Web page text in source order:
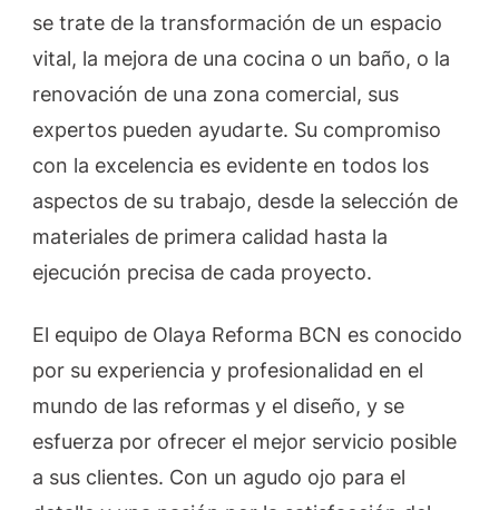
se trate de la transformación de un espacio
vital, la mejora de una cocina o un baño, o la
renovación de una zona comercial, sus
expertos pueden ayudarte. Su compromiso
con la excelencia es evidente en todos los
aspectos de su trabajo, desde la selección de
materiales de primera calidad hasta la
ejecución precisa de cada proyecto.
El equipo de Olaya Reforma BCN es conocido
por su experiencia y profesionalidad en el
mundo de las reformas y el diseño, y se
esfuerza por ofrecer el mejor servicio posible
a sus clientes. Con un agudo ojo para el